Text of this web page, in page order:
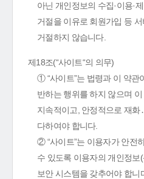
아닌 개인정보의 수집·이용·
거절을 이유로 회원가입 등
거절하지 않습니다.
제18조(“사이트“의 의무)
① “사이트”는 법령과 이 약관
반하는 행위를 하지 않으며
지속적이고, 안정적으로 재화
다하여야 합니다.
② “사이트”는 이용자가 안전
수 있도록 이용자의 개인정
보안 시스템을 갖추어야 합니